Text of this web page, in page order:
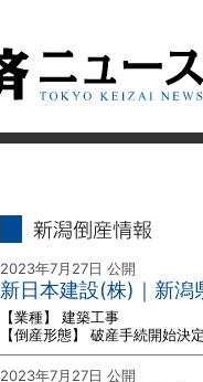
新潟 倒産情報
2023年7月27日 公開
新日本建設(株)｜新潟
【業種】 建築工事
【倒産形態】 破産手続開始決定
2023年7月27日 公開